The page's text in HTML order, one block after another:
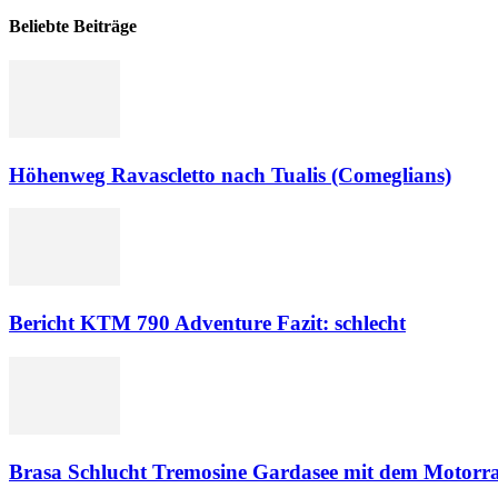
Beliebte Beiträge
Höhenweg Ravascletto nach Tualis (Comeglians)
Bericht KTM 790 Adventure Fazit: schlecht
Brasa Schlucht Tremosine Gardasee mit dem